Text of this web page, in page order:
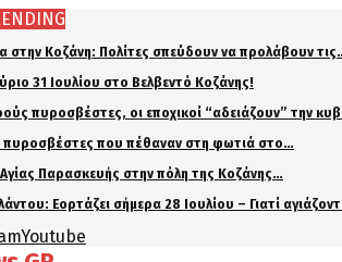
στην Κοζάνη: Πολίτες σπεύδουν να προλάβουν
31 Ιουλίου στο Βελβεντό Κοζάνης!
πυροσβέστες, οι εποχικοί “αδειάζουν” την
πυροσβέστες που πέθαναν στη φωτιά στο…
Αγίας Παρασκευής στην πόλη της Κοζάνης…
Εορτάζει σήμερα 28 Ιουλίου – Γιατί
Youtube